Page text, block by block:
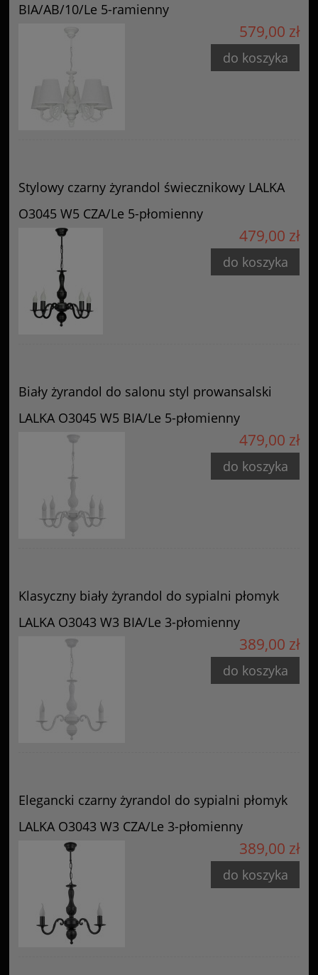
BIA/AB/10/Le 5-ramienny
579,00 zł
do koszyka
Stylowy czarny żyrandol świecznikowy LALKA
O3045 W5 CZA/Le 5-płomienny
479,00 zł
do koszyka
Biały żyrandol do salonu styl prowansalski
LALKA O3045 W5 BIA/Le 5-płomienny
479,00 zł
do koszyka
Klasyczny biały żyrandol do sypialni płomyk
LALKA O3043 W3 BIA/Le 3-płomienny
389,00 zł
do koszyka
Elegancki czarny żyrandol do sypialni płomyk
LALKA O3043 W3 CZA/Le 3-płomienny
389,00 zł
do koszyka